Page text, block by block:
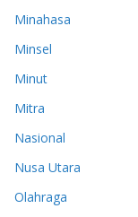
Minahasa
Minsel
Minut
Mitra
Nasional
Nusa Utara
Olahraga